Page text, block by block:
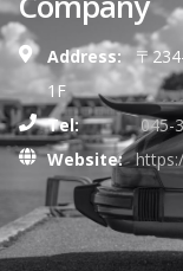
Address:
〒
1F
Tel:
045-
Website: